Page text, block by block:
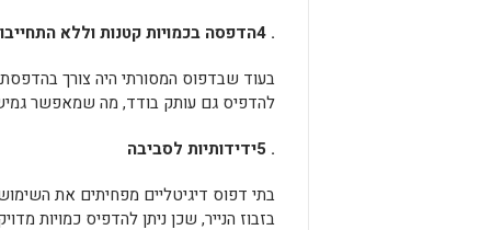
. 4 הדפסה בכמויות קטנות וללא
בעוד שבדפוס המסורתי היה צורך בהדפסת
להדפיס גם עותק בודד, מה שמאפשר
. 5
ידידותיות לסביבה
בתי דפוס דיגיטליים מפחיתים את
בזבוז הנייר, שכן ניתן להדפיס כמויות